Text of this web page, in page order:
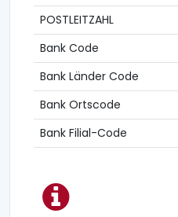
POSTLEITZAHL
Bank Code
Bank Länder Code
Bank Ortscode
Bank Filial-Code